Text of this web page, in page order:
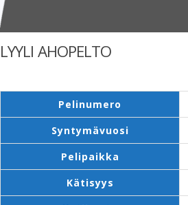
LYYLI AHOPELTO
Pelinumero
Syntymävuosi
Pelipaikka
Kätisyys